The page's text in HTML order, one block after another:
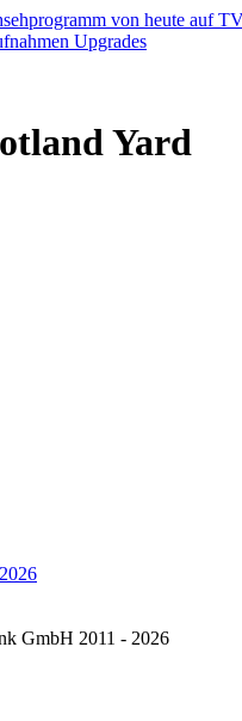
Upgrades
Yard
GmbH 2011 - 2026